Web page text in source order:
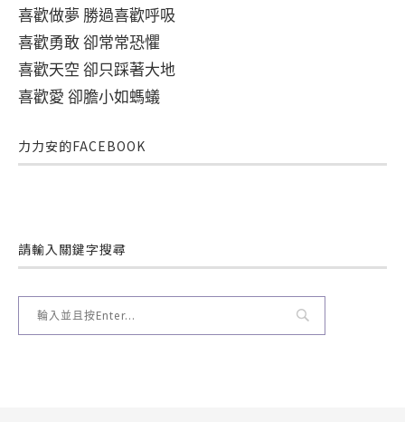
喜歡做夢 勝過喜歡呼吸
喜歡勇敢 卻常常恐懼
喜歡天空 卻只踩著大地
喜歡愛 卻膽小如螞蟻
力力安的FACEBOOK
請輸入關鍵字搜尋